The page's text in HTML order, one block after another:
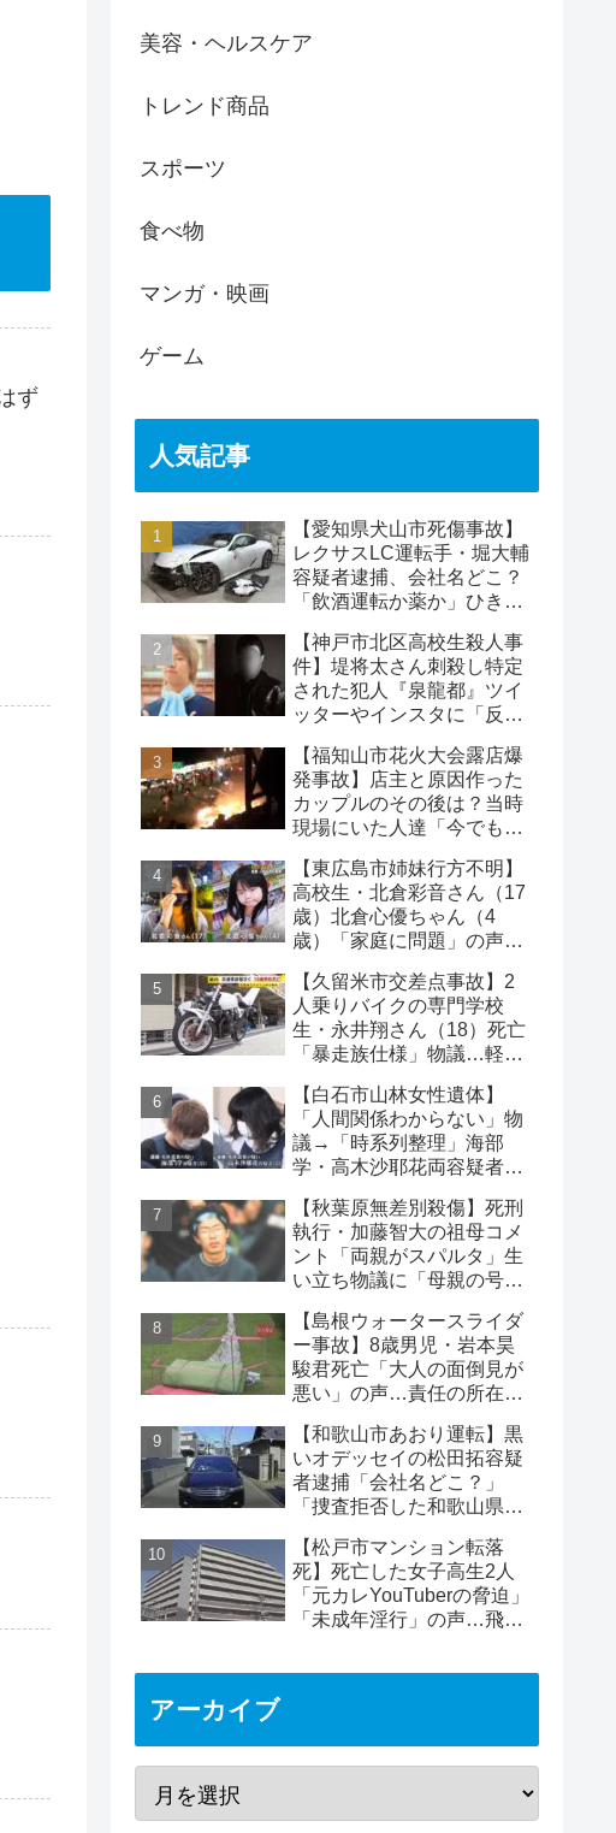
ず
美容・ヘルスケア
トレンド商品
スポーツ
食べ物
マンガ・映画
ゲーム
人気記事
【愛知県犬山市死傷事故】
レクサスLC運転手・堀大輔
容疑者逮捕、会社名どこ？
「飲酒運転か薬か」ひき逃
【神戸市北区高校生殺人事
件】堤将太さん刺殺し特定
された犯人『泉龍都』ツイ
ッターやインスタに「反省
【福知山市花火大会露店爆
発事故】店主と原因作った
カップルのその後は？当時
現場にいた人達「今でも怖
【東広島市姉妹行方不明】
高校生・北倉彩音さん（17
歳）北倉心優ちゃん（4
歳）「家庭に問題」の声…
【久留米市交差点事故】2
人乗りバイクの専門学校
生・永井翔さん（18）死亡
「暴走族仕様」物議…軽自
【白石市山林女性遺体】
「人間関係わからない」物
議→「時系列整理」海部
学・高木沙耶花両容疑者、
な事件
【秋葉原無差別殺傷】死刑
執行・加藤智大の祖母コメ
ント「両親がスパルタ」生
い立ち物議に「母親の号泣
【島根ウォータースライダ
ー事故】8歳男児・岩本昊
駿君死亡「大人の面倒見が
悪い」の声…責任の所在
ド
【和歌山市あおり運転】黒
いオデッセイの松田拓容疑
者逮捕「会社名どこ？」
「捜査拒否した和歌山県
の声
【松戸市マンション転落
死】死亡した女子高生2人
「元カレYouTuberの脅迫」
「未成年淫行」の声…飛び
アーカイブ